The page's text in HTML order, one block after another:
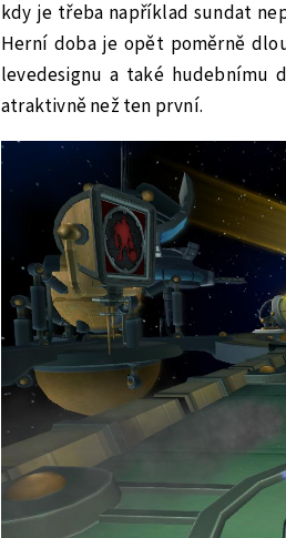
kdy je třeba například sundat
Herní doba je opět poměrně
levedesignu a také hudebnímu
atraktivně než ten první.